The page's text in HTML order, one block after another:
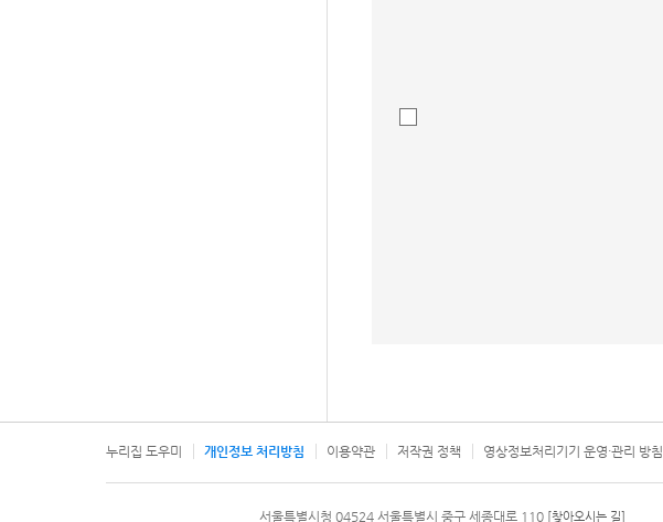
누리집 도우미 개인정보 처리방침 이용약관 저작권 정책 영상정보처리기기 운영·관리 방침
서울특별시청 04524 서울특별시 중구 세종대로 110 [찾아오시는 길]